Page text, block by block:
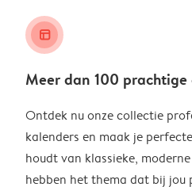
layout_alt
Meer dan 100
Ontdek nu onze collectie
kalenders en maak je
houdt van klassieke,
hebben het thema dat bij jou